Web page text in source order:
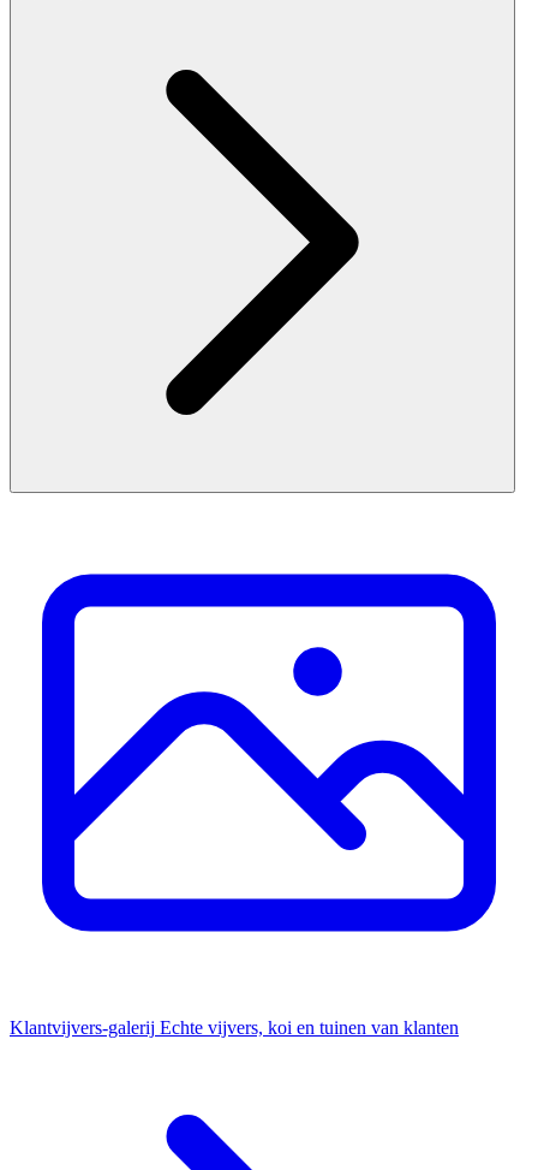
Klantvijvers-galerij Echte vijvers, koi en tuinen van klanten